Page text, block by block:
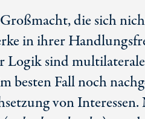
die sich
in ihrer
Logik sind
besten Fall noch
von